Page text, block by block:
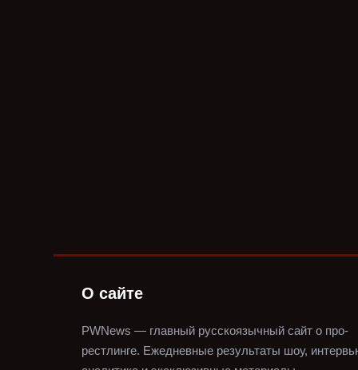
О сайте
PWNews — главный русскоязычный сайт о про-
рестлинге. Ежедневные результаты шоу,